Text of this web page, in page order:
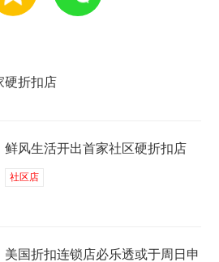
硬折扣店
鲜风生活开出首家社区硬折扣店
社区店
美国折扣连锁店必乐透或于周日申